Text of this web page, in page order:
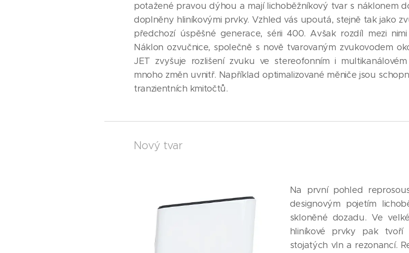
potažené pravou dýhou a mají lichoběžníkový tvar s náklonem
doplněny hliníkovými prvky. Vzhled vás upoutá, stejně tak jako
předchozí úspěšné generace, sérii 400. Avšak rozdíl mezi
Náklon ozvučnice, společně s nově tvarovaným zvukovodem
JET zvyšuje rozlišení zvuku ve stereofonním i
mnoho změn uvnitř. Například optimalizované měniče jsou
tranzientních kmitočtů.
Nový tvar
Na první pohled
designovým pojetím
skloněné dozadu. Ve
hliníkové prvky pak
stojatých vln a rezonancí.